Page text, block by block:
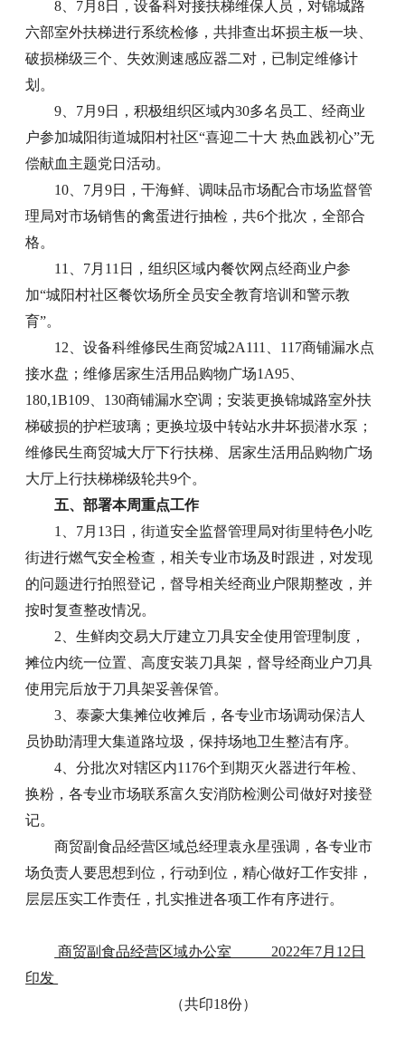
8、7月8日，设备科对接扶梯维保人员，对锦城路
六部室外扶梯进行系统检修，共排查出坏损主板一块、
破损梯级三个、失效测速感应器二对，已制定维修计
划。
9、7月9日，积极组织区域内30多名员工、经商业
户参加城阳街道城阳村社区“喜迎二十大 热血践初心”无
偿献血主题党日活动。
10、7月9日，干海鲜、调味品市场配合市场监督管
理局对市场销售的禽蛋进行抽检，共6个批次，全部合
格。
11、7月11日，组织区域内餐饮网点经商业户参
加“城阳村社区餐饮场所全员安全教育培训和警示教
育”。
12、设备科维修民生商贸城2A111、117商铺漏水点
接水盘；维修居家生活用品购物广场1A95、
180,1B109、130商铺漏水空调；安装更换锦城路室外扶
梯破损的护栏玻璃；更换垃圾中转站水井坏损潜水泵；
维修民生商贸城大厅下行扶梯、居家生活用品购物广场
大厅上行扶梯梯级轮共9个。
五、部署本周重点工作
1、7月13日，街道安全监督管理局对街里特色小吃
街进行燃气安全检查，相关专业市场及时跟进，对发现
的问题进行拍照登记，督导相关经商业户限期整改，并
按时复查整改情况。
2、生鲜肉交易大厅建立刀具安全使用管理制度，
摊位内统一位置、高度安装刀具架，督导经商业户刀具
使用完后放于刀具架妥善保管。
3、泰豪大集摊位收摊后，各专业市场调动保洁人
员协助清理大集道路垃圾，保持场地卫生整洁有序。
4、分批次对辖区内1176个到期灭火器进行年检、
换粉，各专业市场联系富久安消防检测公司做好对接登
记。
商贸副食品经营区域总经理袁永星强调，各专业市
场负责人要思想到位，行动到位，精心做好工作安排，
层层压实工作责任，扎实推进各项工作有序进行。
商贸副食品经营区域办公室 2022年7月12日
印发
（共印18份）